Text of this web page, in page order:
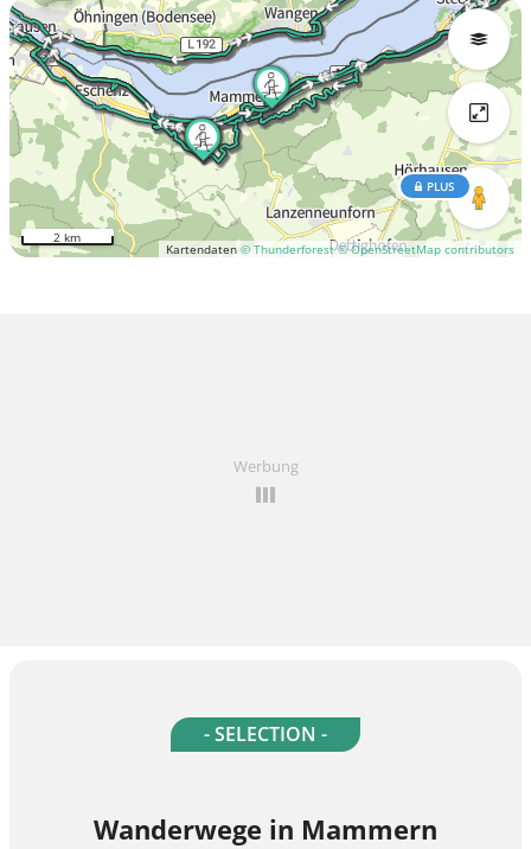
Kartendaten © Thunderforest © OpenStreetMap contributors
PLUS
2 km
Werbung
- SELECTION -
Wanderwege in Mammern